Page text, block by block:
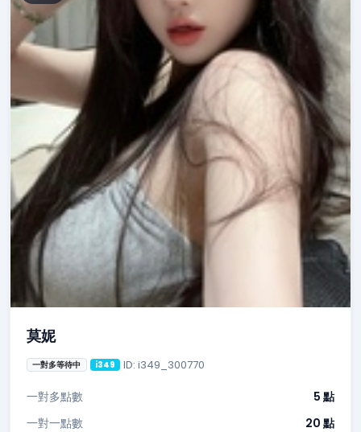
莫妮
一對多等待中 i349 ID: i349_300770
一對多點數
5 點
一對一點數
20 點